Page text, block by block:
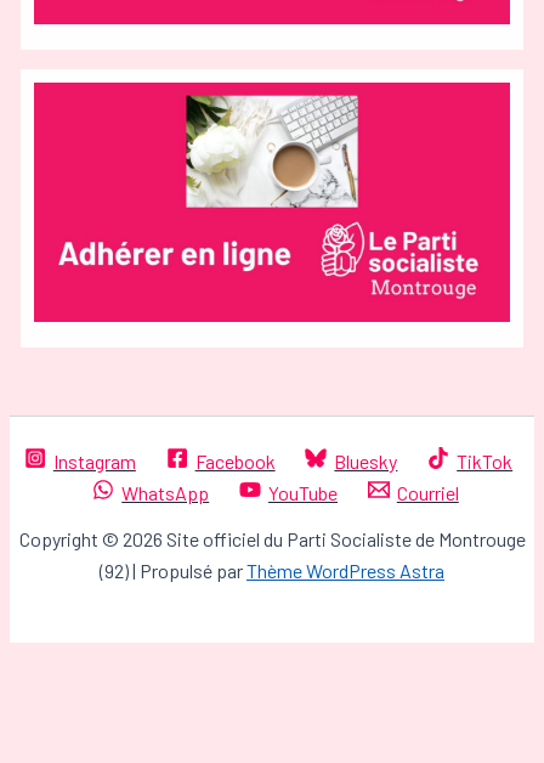
Instagram Facebook Bluesky
TikTok
WhatsApp
YouTube Courriel
Copyright © 2026 Site officiel du Parti Socialiste de Montrouge
(92) | Propulsé parThème WordPress Astra